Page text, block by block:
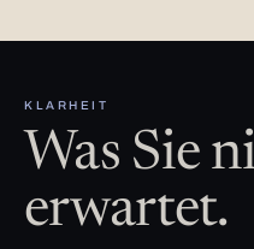
KLARHEIT
Was Sie
erwartet.